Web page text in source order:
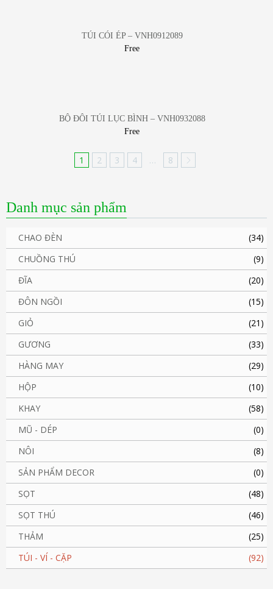
TÚI CÓI ÉP – VNH0912089
Free
BỘ ĐÔI TÚI LỤC BÌNH – VNH0932088
Free
1 2 3 4 … 8
Danh mục sản phẩm
CHAO ĐÈN
(34)
CHUỒNG THÚ
(9)
ĐĨA
(20)
ĐÔN NGỒI
(15)
GIỎ
(21)
GƯƠNG
(33)
HÀNG MAY
(29)
HỘP
(10)
KHAY
(58)
MŨ - DÉP
(0)
NÔI
(8)
SẢN PHẨM DECOR
(0)
SỌT
(48)
SỌT THÚ
(46)
THẢM
(25)
TÚI - VÍ - CẶP
(92)